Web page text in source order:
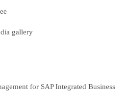
gallery
for SAP Integrated Business